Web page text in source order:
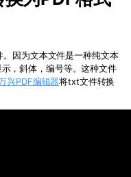
。因为文本文件是一种纯文本
，斜体，编号等。这种文件
兴PDF编辑器将txt文件转换